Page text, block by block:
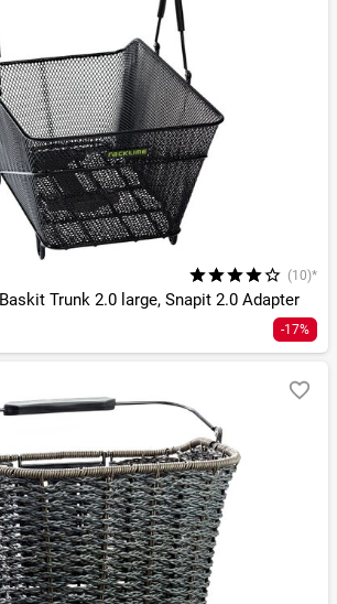
(10)*
Trunk 2.0 large, Snapit 2.0 Adapter
-17%